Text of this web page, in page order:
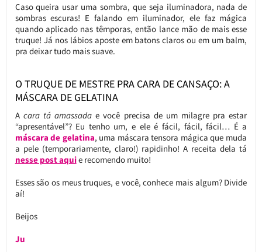
Caso queira usar uma sombra, que seja iluminadora, nada de
sombras escuras! E falando em iluminador, ele faz mágica
quando aplicado nas têmporas, então lance mão de mais esse
truque! Já nos lábios aposte em batons claros ou em um balm,
pra deixar tudo mais suave.
O TRUQUE DE MESTRE PRA CARA DE CANSAÇO: A
MÁSCARA DE GELATINA
A cara tá amassada e você precisa de um milagre pra estar
“apresentável”? Eu tenho um, e ele é fácil, fácil, fácil… É a
máscara de gelatina, uma máscara tensora mágica que muda
a pele (temporariamente, claro!) rapidinho! A receita dela tá
nesse post aquie recomendo muito!
Esses são os meus truques, e você, conhece mais algum? Divide
aí!
Beijos
Ju